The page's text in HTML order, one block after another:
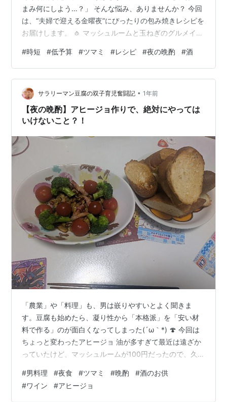
まみ何にしよう…？」 そんな悩み、ありませんか？ 今回
は、“夫婦で迎える金曜夜”にぴったりの包み焼きレシピを
お届けします。 🧄 マッシュルームと玉ねぎのグルメイド
3個 玉ねぎ：半分 グルメイドステーキモドキ：2枚（写真
の商品は淡泊です） ★調味料（タレ）酒：大さじ2（蒸
し焼き用） 豆板醤：小さじ1 醤油：大さじ1/2 酢：大さじ
1 ■手順 ① アルミホイルで容器を作って、全部テキトー
に入れ、酒大さじ2入れる ② 口を閉じて、フライパン
に…
#時短 #低予算 #ツマミ #レシピ #夜の晩酌 #酒
サラリーマン豆腐の双子育児奮闘記 • 1年前
【夜の晩酌】アヒージョ作りで、絶対にやっては
いけないこと？！
「農業」や「料理」も、男は嵌りやすいとよく聞きま
す。豆腐も始めたら、凝り性から「本格派」を「安い材
料で作る」のが面白くなってしまった(´ω｀*) 🍄 今回は
ちょっと変わったアヒージョ 油が多すぎて最近は遠ざか
っていたけど、マッシュルームが100円だったので、久々
「これ、そもそもアヒージョなのか？」(; ･`д･´) でも、
日本人の身体にはこの方が合ってる気がする。そんなレ
#男料理 #夜食 #ツマミ #晩酌 #酒のお供
#ワイン #アヒージョ